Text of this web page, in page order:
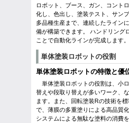
ロボット、ブース、ガン、コント
化し、色出し、塗装テスト、サン
多品種生産まで、連続したライン
備が構築できます。 ハンドリング
ことで自動化ラインが完成します。
単体塗装ロボットの役割
単体塗装ロボットの特徴と優
単体塗装ロボットの役割は、小
替えや段取り替えが多いワーク、
ます。また、回転塗装Rの技術を
で、薄膜の多重塗りによる高品質
システムによる無駄な塗料の消費